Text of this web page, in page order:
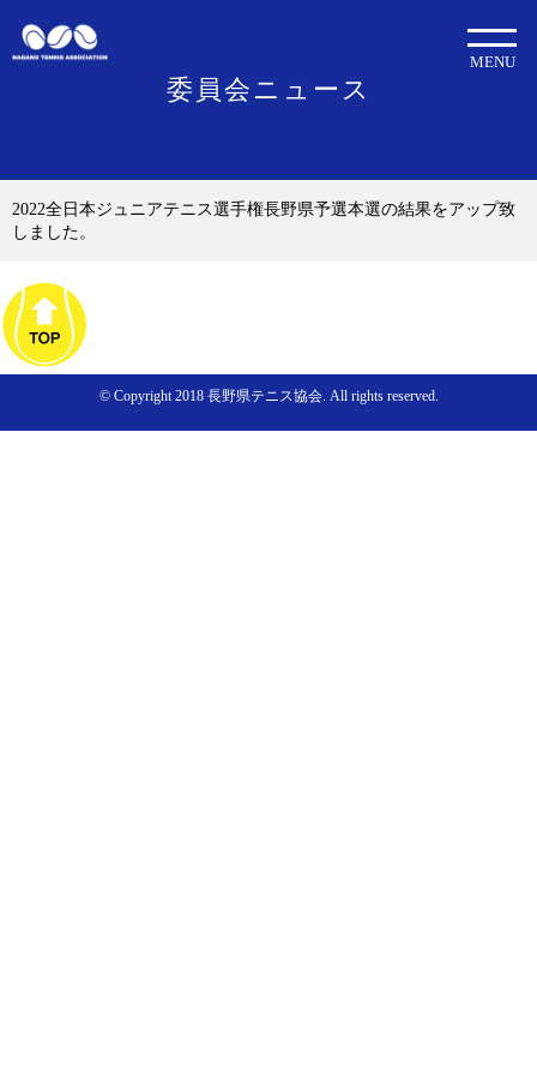
委員会ニュース
MENU
2022全日本ジュニアテニス選手権長野県予選本選の結果をアップ致
しました。
© Copyright 2018 長野県テニス協会. All rights reserved.